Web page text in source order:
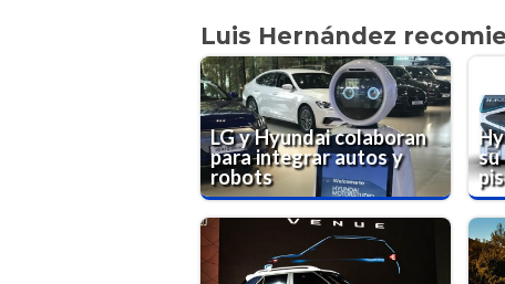
Luis Hernández
LG y Hyundai colaboran
para integrar autos y
robots
su